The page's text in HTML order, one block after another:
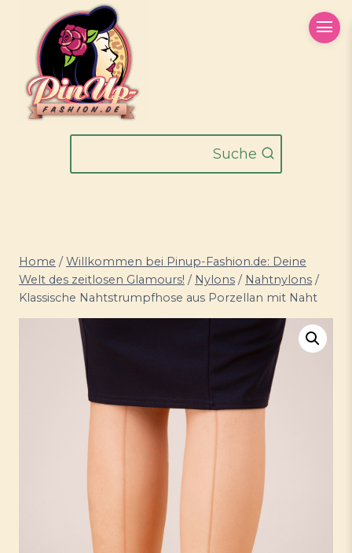
springen
Suche
Home / Willkommen bei Pinup-Fashion.de: Deine
Welt des zeitlosen Glamours! / Nylons / Nahtnylons /
Klassische Nahtstrumpfhose aus Porzellan mit Naht